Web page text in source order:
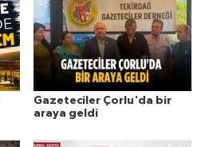
Gazeteciler Çorlu'da bir
araya geldi